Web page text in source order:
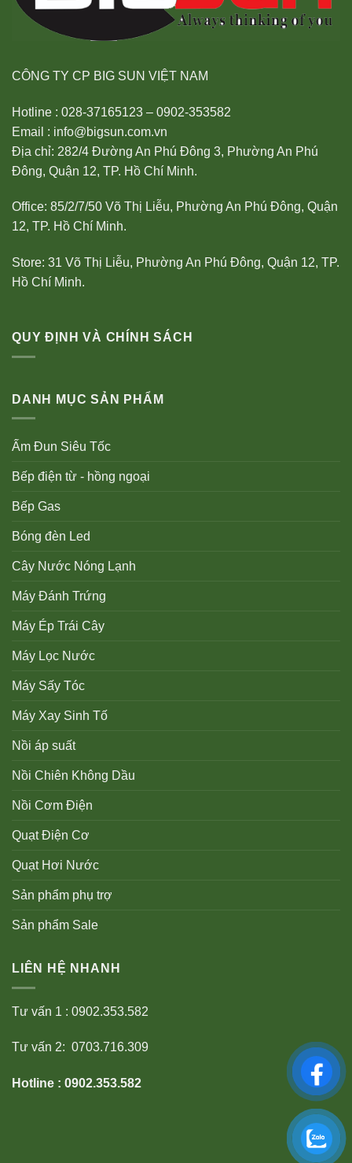
CÔNG TY CP BIG SUN VIỆT NAM
Hotline : 028-37165123 – 0902-353582
Email : info@bigsun.com.vn
Địa chỉ: 282/4 Đường An Phú Đông 3, Phường An Phú
Đông, Quận 12, TP. Hồ Chí Minh.
Office: 85/2/7/50 Võ Thị Liễu, Phường An Phú Đông, Quận
12, TP. Hồ Chí Minh.
Store: 31 Võ Thị Liễu, Phường An Phú Đông, Quận 12, TP.
Hồ Chí Minh.
QUY ĐỊNH VÀ CHÍNH SÁCH
DANH MỤC SẢN PHẨM
Ấm Đun Siêu Tốc
Bếp điện từ - hồng ngoại
Bếp Gas
Bóng đèn Led
Cây Nước Nóng Lạnh
Máy Đánh Trứng
Máy Ép Trái Cây
Máy Lọc Nước
Máy Sấy Tóc
Máy Xay Sinh Tố
Nồi áp suất
Nồi Chiên Không Dầu
Nồi Cơm Điện
Quạt Điện Cơ
Quạt Hơi Nước
Sản phẩm phụ trợ
Sản phẩm Sale
LIÊN HỆ NHANH
Tư vấn 1 : 0902.353.582
Tư vấn 2: 0703.716.309
Hotline : 0902.353.582